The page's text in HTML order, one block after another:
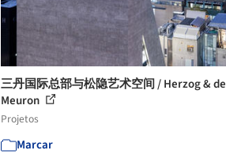
三丹国际总部与松隐艺术空间 / Herzog & de
Meuron
Projetos
Marcar